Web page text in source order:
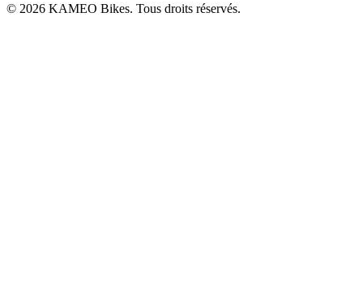
© 2026 KAMEO Bikes. Tous droits réservés.